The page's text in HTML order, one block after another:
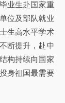
业生赴国家重
位及部队就业
生高水平学术
断提升，赴中
构持续向国家
身祖国最需要